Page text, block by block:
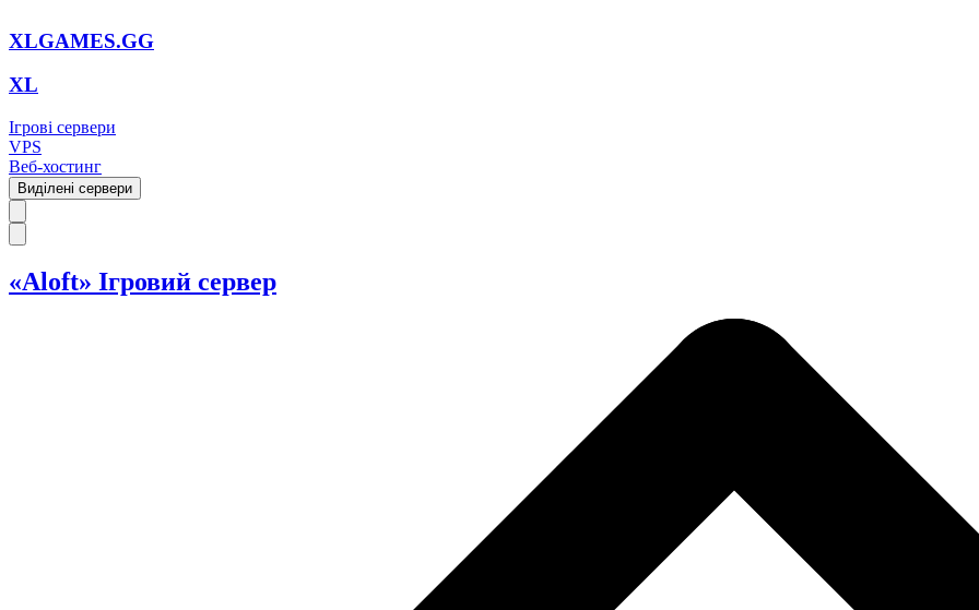
XLGAMES.GG
XL
Ігрові сервери
VPS
Веб-хостинг
Виділені сервери
«Aloft» Ігровий сервер